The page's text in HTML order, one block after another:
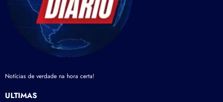
Notícias de verdade na hora certa!
ÚLTIMAS